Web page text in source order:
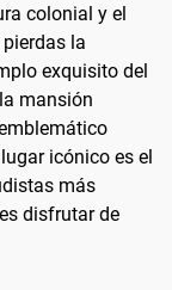
colonial y el
la
exquisito del
mansión
icónico es el
más
disfrutar de